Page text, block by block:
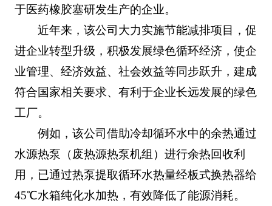
于医药橡胶塞研发生产的企业。
近年来，该公司大力实施节能减排项目，促
进企业转型升级，积极发展绿色循环经济，使企
业管理、经济效益、社会效益等同步跃升，建成
符合国家相关要求、有利于企业长远发展的绿色
工厂。
例如，该公司借助冷却循环水中的余热通过
水源热泵（废热源热泵机组）进行余热回收利
用，已通过热泵提取循环水热量经板式换热器给
45℃水箱纯化水加热，有效降低了能源消耗。